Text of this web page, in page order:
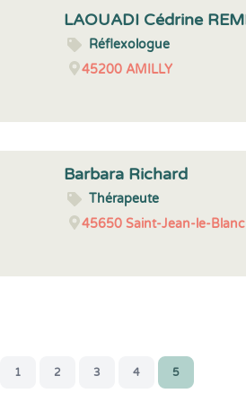
LAOUADI Cédrine
Réflexologue
45200 AMILLY
Barbara Richard
Thérapeute
45650 Saint-Jean-le-Blanc
1 2 3 4 5